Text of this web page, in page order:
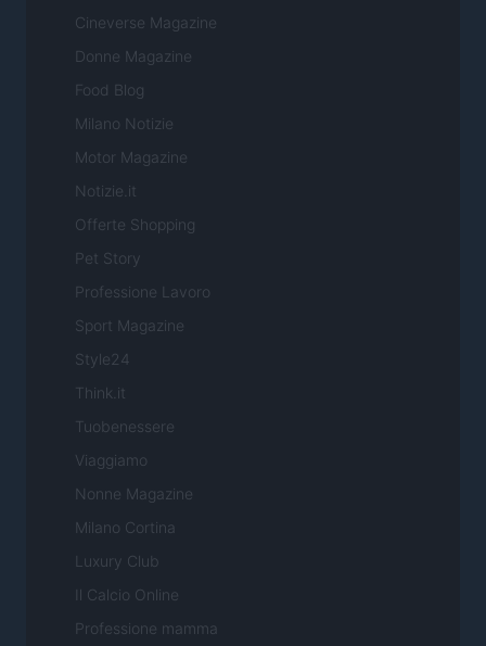
Cineverse Magazine
Donne Magazine
Food Blog
Milano Notizie
Motor Magazine
Notizie.it
Offerte Shopping
Pet Story
Professione Lavoro
Sport Magazine
Style24
Think.it
Tuobenessere
Viaggiamo
Nonne Magazine
Milano Cortina
Luxury Club
Il Calcio Online
Professione mamma